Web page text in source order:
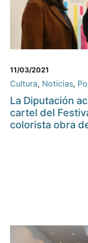
11/03/2021
Cultura, Noticias,
La Diputación
cartel del
colorista obra